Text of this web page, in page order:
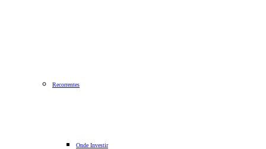
Recorrentes
Onde Investir